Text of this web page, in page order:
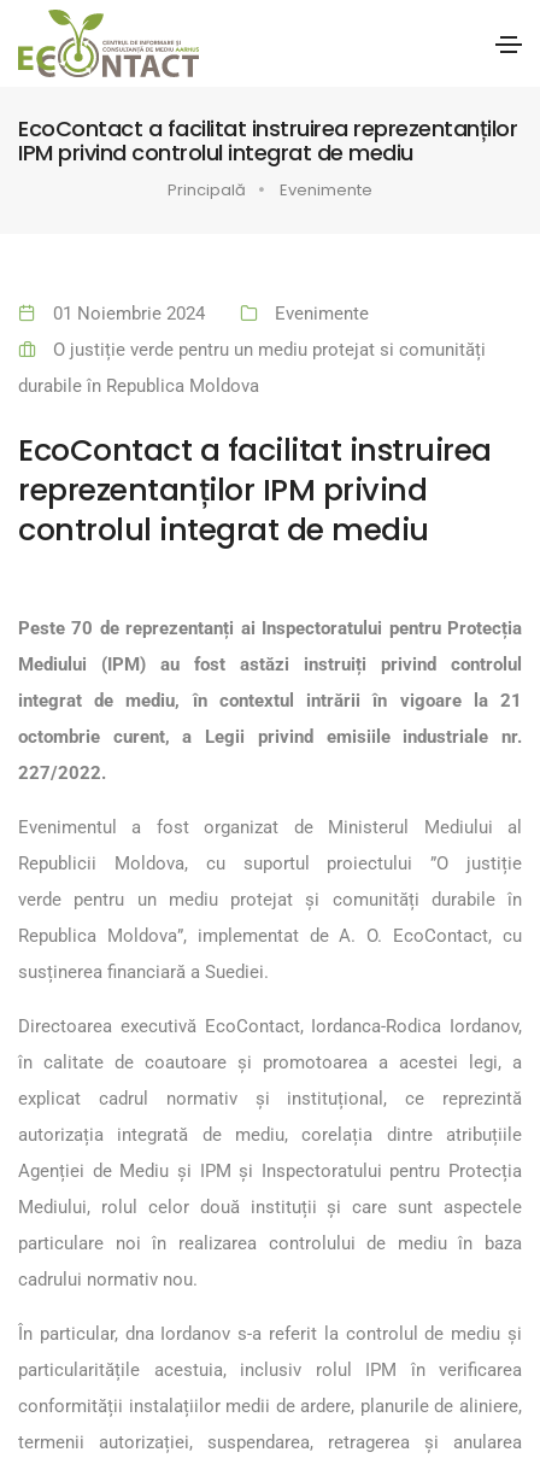
EcoContact a facilitat instruirea reprezentanților
IPM privind controlul integrat de mediu
Principală Evenimente
01 Noiembrie 2024
Evenimente
O justiție verde pentru un mediu protejat si comunități
durabile în Republica Moldova
EcoContact a facilitat instruirea
reprezentanților IPM privind
controlul integrat de mediu
Peste 70 de reprezentanți ai Inspectoratului pentru Protecția
Mediului (IPM) au fost astăzi instruiți privind controlul
integrat de mediu, în contextul intrării în vigoare la 21
octombrie curent, a Legii privind emisiile industriale nr.
227/2022.
Evenimentul a fost organizat de Ministerul Mediului al
Republicii Moldova, cu suportul proiectului ”O justiție
verde pentru un mediu protejat și comunități durabile în
Republica Moldova”, implementat de A. O. EcoContact, cu
susținerea financiară a Suediei.
Directoarea executivă EcoContact, Iordanca-Rodica Iordanov,
în calitate de coautoare și promotoarea a acestei legi, a
explicat cadrul normativ și instituțional, ce reprezintă
autorizația integrată de mediu, corelația dintre atribuțiile
Agenției de Mediu și IPM și Inspectoratului pentru Protecția
Mediului, rolul celor două instituții și care sunt aspectele
particulare noi în realizarea controlului de mediu în baza
cadrului normativ nou.
În particular, dna Iordanov s-a referit la controlul de mediu și
particularitățile acestuia, inclusiv rolul IPM în verificarea
conformității instalațiilor medii de ardere, planurile de aliniere,
termenii autorizației, suspendarea, retragerea și anularea